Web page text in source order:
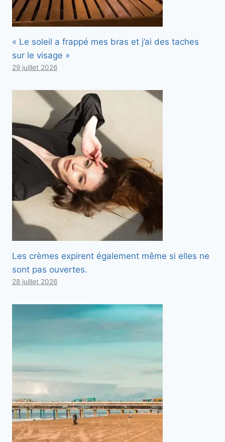
« Le soleil a frappé mes bras et j’ai des taches
sur le visage »
29 juillet 2026
Les crèmes expirent également même si elles ne
sont pas ouvertes.
28 juillet 2026